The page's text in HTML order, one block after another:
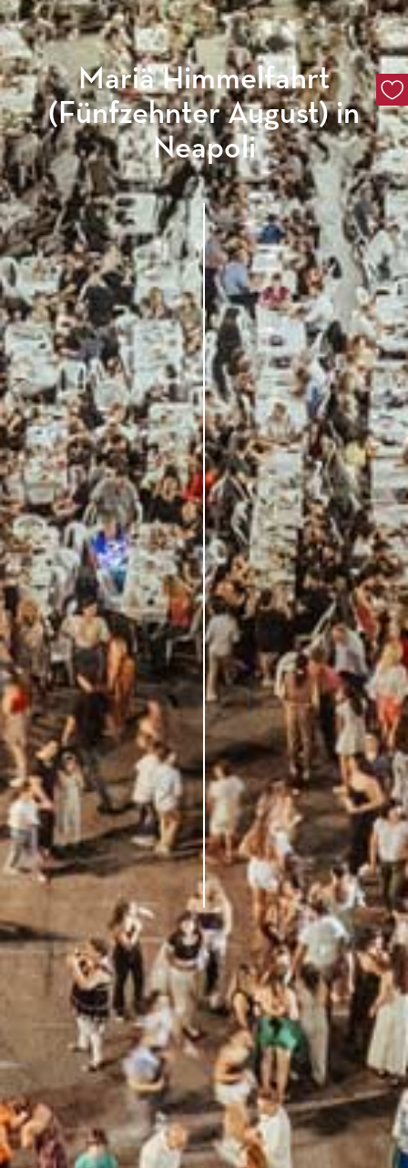
Mariä Himmelfahrt
(Fünfzehnter August) in
Neapoli